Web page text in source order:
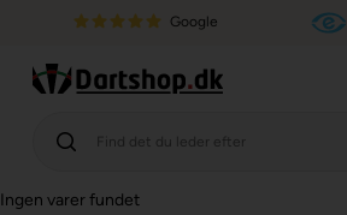
Google
Ingen varer fundet